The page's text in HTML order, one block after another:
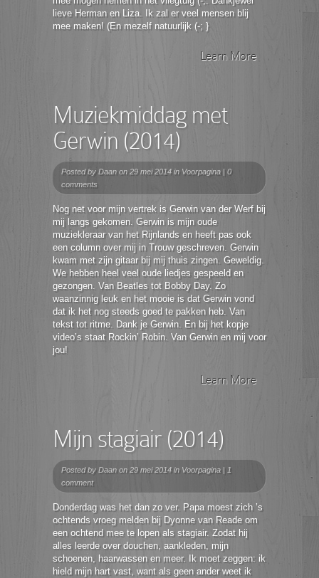
lieve Herman en Liza. Ik zal er veel mensen blij
mee maken! (En mezelf natuurlijk (-; }
Learn More
Muziekmiddag met
Gerwin (2014)
Posted by Daan on 29 mei 2014 in Voorpagina | 0
comments
Nog net voor mijn vertrek is Gerwin van der Werf bij
mij langs gekomen. Gerwin is mijn oude
muziekleraar van het Rijnlands en heeft pas ook
een column over mij in Trouw geschreven. Gerwin
kwam met zijn gitaar bij mij thuis zingen. Geweldig.
We hebben heel veel oude liedjes gespeeld en
gezongen. Van Beatles tot Bobby Day. Zo
waanzinnig leuk en het mooie is dat Gerwin vond
dat ik het nog steeds goed te pakken heb. Van
tekst tot ritme. Dank je Gerwin. En bij het kopje
video’s staat Rockin’ Robin. Van Gerwin en mij voor
jou!
Learn More
Mijn stagiair (2014)
Posted by Daan on 29 mei 2014 in Voorpagina | 1
comment
Donderdag was het dan zo ver. Papa moest zich ’s
ochtends vroeg melden bij Dyonne van Reade om
een ochtend mee te lopen als stagiair. Zodat hij
alles leerde over douchen, aankleden, mijn
schoenen, haarwassen en meer. Ik moet zeggen: ik
hield mijn hart vast, want als geen ander weet ik